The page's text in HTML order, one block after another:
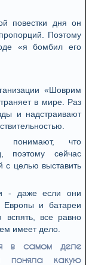
повестки дня он
Поэтому
«я бомбил его
«Шоврим
в мире. Раз
и надстраивают
понимают, что
поэтому сейчас
с целью выставить
- даже если они
и батареи
вспять, все равно
имеет дело.
в самом деле
какую